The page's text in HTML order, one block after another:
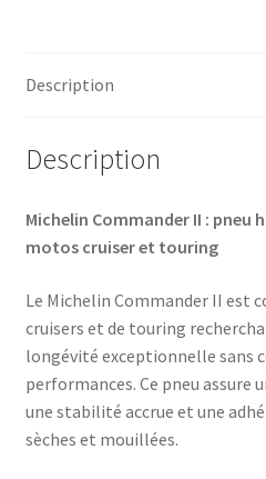
Description
Description
Michelin Commander II :
motos cruiser et touring
Le Michelin Commander II est
cruisers et de touring
longévité exceptionnelle sans
performances. Ce pneu
une stabilité accrue et une
sèches et mouillées.​